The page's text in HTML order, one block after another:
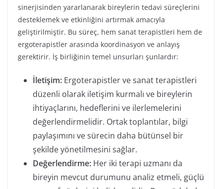
sinerjisinden yararlanarak bireylerin tedavi süreçlerini
desteklemek ve etkinliğini artırmak amacıyla
geliştirilmiştir. Bu süreç, hem sanat terapistleri hem de
ergoterapistler arasında koordinasyon ve anlayış
gerektirir. İş birliğinin temel unsurları şunlardır:
İletişim: Ergoterapistler ve sanat terapistleri
düzenli olarak iletişim kurmalı ve bireylerin
ihtiyaçlarını, hedeflerini ve ilerlemelerini
değerlendirmelidir. Ortak toplantılar, bilgi
paylaşımını ve sürecin daha bütünsel bir
şekilde yönetilmesini sağlar.
Değerlendirme: Her iki terapi uzmanı da
bireyin mevcut durumunu analiz etmeli, güçlü